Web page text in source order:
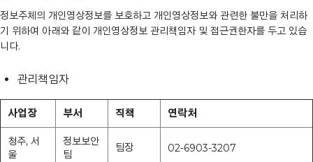
정보주체의 개인영상정보를 보호하고 개인영상정보와 관련한 불만을 처리하
기 위하여 아래와 같이 개인영상정보 관리책임자 및 접근권한자를 두고 있습
니다.
관리책임자
사업장 부서 직책 연락처
청주, 서
울
정보보안
팀
팀장 02-6903-3207